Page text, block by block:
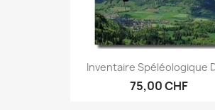
Inventaire Spéléologique
75,00 CHF